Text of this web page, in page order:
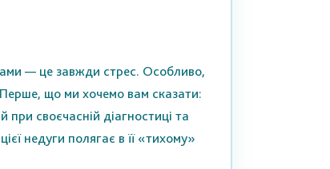
— це завжди стрес. Особливо,
що ми хочемо вам сказати:
своєчасній діагностиці та
недуги полягає в її «тихому»